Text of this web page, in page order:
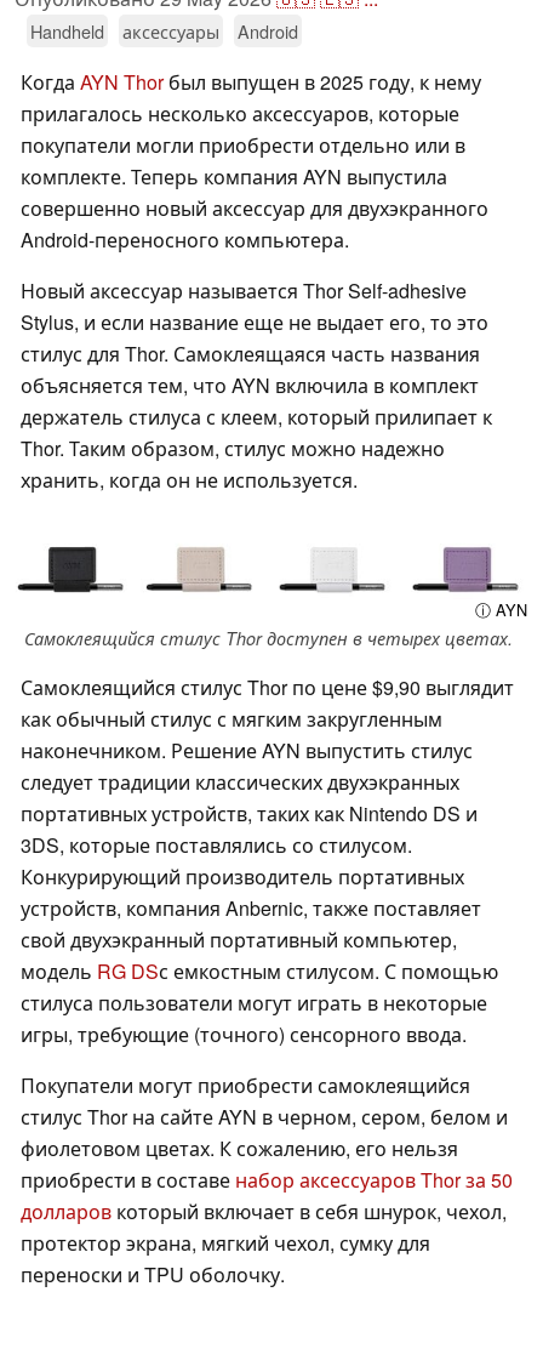
Handheld аксессуары Android
Когда AYN Thorбыл выпущен в 2025 году, к нему
прилагалось несколько аксессуаров, которые
покупатели могли приобрести отдельно или в
комплекте. Теперь компания AYN выпустила
совершенно новый аксессуар для двухэкранного
Android-переносного компьютера.
Новый аксессуар называется Thor Self-adhesive
Stylus, и если название еще не выдает его, то это
стилус для Thor. Самоклеящаяся часть названия
объясняется тем, что AYN включила в комплект
держатель стилуса с клеем, который прилипает к
Thor. Таким образом, стилус можно надежно
хранить, когда он не используется.
ⓘ AYN
Самоклеящийся стилус Thor доступен в четырех цветах.
Самоклеящийся стилус Thor по цене $9,90 выглядит
как обычный стилус с мягким закругленным
наконечником. Решение AYN выпустить стилус
следует традиции классических двухэкранных
портативных устройств, таких как Nintendo DS и
3DS, которые поставлялись со стилусом.
Конкурирующий производитель портативных
устройств, компания Anbernic, также поставляет
свой двухэкранный портативный компьютер,
модель RG DSс емкостным стилусом. С помощью
стилуса пользователи могут играть в некоторые
игры, требующие (точного) сенсорного ввода.
Покупатели могут приобрести самоклеящийся
стилус Thor на сайте AYN в черном, сером, белом и
фиолетовом цветах. К сожалению, его нельзя
приобрести в составе набор аксессуаров Thor за 50
долларов который включает в себя шнурок, чехол,
протектор экрана, мягкий чехол, сумку для
переноски и TPU оболочку.